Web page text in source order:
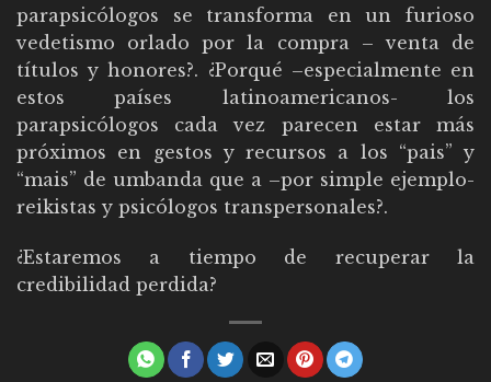
parapsicólogos se transforma en un furioso
vedetismo orlado por la compra – venta de
títulos y honores?. ¿Porqué –especialmente en
estos países latinoamericanos- los
parapsicólogos cada vez parecen estar más
próximos en gestos y recursos a los “pais” y
“mais” de umbanda que a –por simple ejemplo-
reikistas y psicólogos transpersonales?.
¿Estaremos a tiempo de recuperar la
credibilidad perdida?